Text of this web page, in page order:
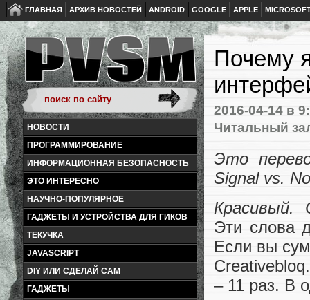
ГЛАВНАЯ АРХИВ НОВОСТЕЙ ANDROID GOOGLE APPLE
НОВОСТИ
ПРОГРАММИРОВАНИЕ
ИНФОРМАЦИОННАЯ БЕЗОПАСНОСТЬ
ЭТО ИНТЕРЕСНО
НАУЧНО-ПОПУЛЯРНОЕ
ГАДЖЕТЫ И УСТРОЙСТВА ДЛЯ ГИКОВ
ТЕКУЧКА
JAVASCRIPT
DIY ИЛИ СДЕЛАЙ САМ
ГАДЖЕТЫ
Почему
2016-04-14 в
Читальный
Это
Signal vs.
Красивый.
Эти слова
Если вы
– 11 раз. В